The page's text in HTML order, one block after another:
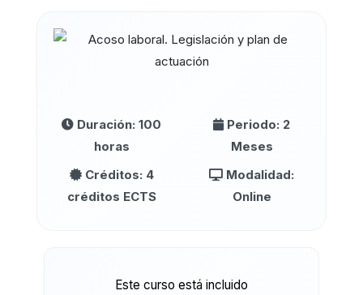
Duración: 100
horas
Periodo: 2
Meses
Créditos: 4
créditos ECTS
Modalidad:
Online
Este curso está incluido